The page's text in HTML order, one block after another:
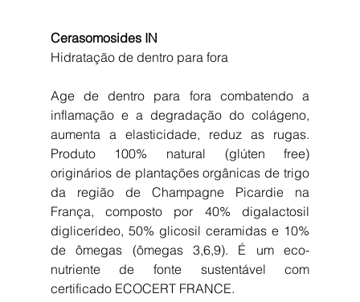
Cerasomosides IN
Hidratação de dentro para fora
Age de dentro para fora combatendo a
inflamação e a degradação do colágeno,
aumenta a elasticidade, reduz as rugas.
Produto 100% natural (glúten free)
originários de plantações orgânicas de trigo
da região de Champagne Picardie na
França, composto por 40% digalactosil
diglicerídeo, 50% glicosil ceramidas e 10%
de ômegas (ômegas 3,6,9). É um eco-
nutriente de fonte sustentável com
certificado ECOCERT FRANCE.